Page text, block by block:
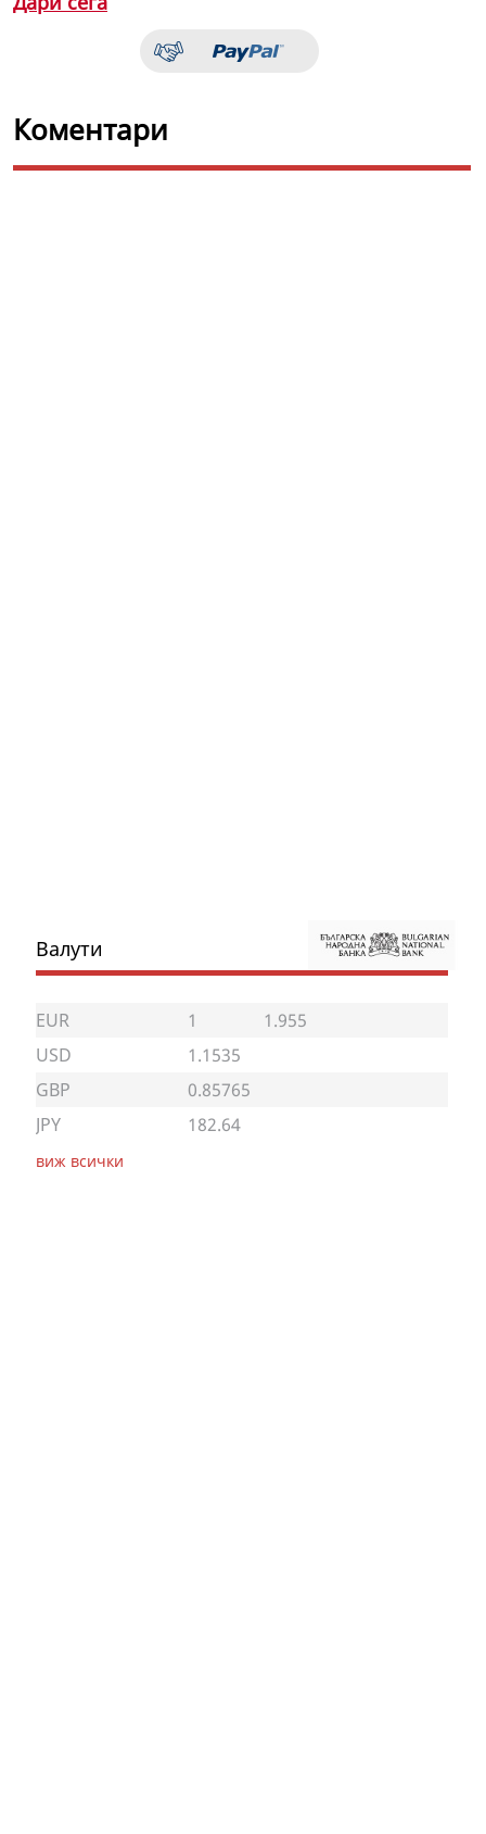
Коментари
Валути
EUR 1
1.955
USD
1.1535
GBP
0.85765
JPY
182.64
виж всички